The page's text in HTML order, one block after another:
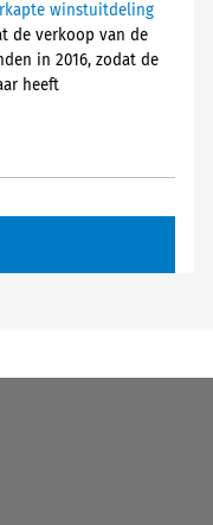
winstuitdeling
de verkoop van de
in 2016, zodat de
heeft